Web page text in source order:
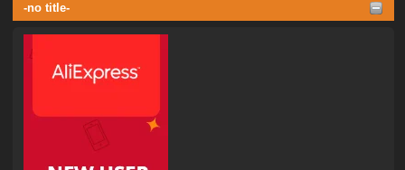
-no title-